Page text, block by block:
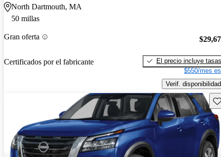
North Dartmouth, MA
50 millas
Gran oferta
Certificados por el fabricante
El precio incluye tasas
$550/mes
Verif. disponibilidad